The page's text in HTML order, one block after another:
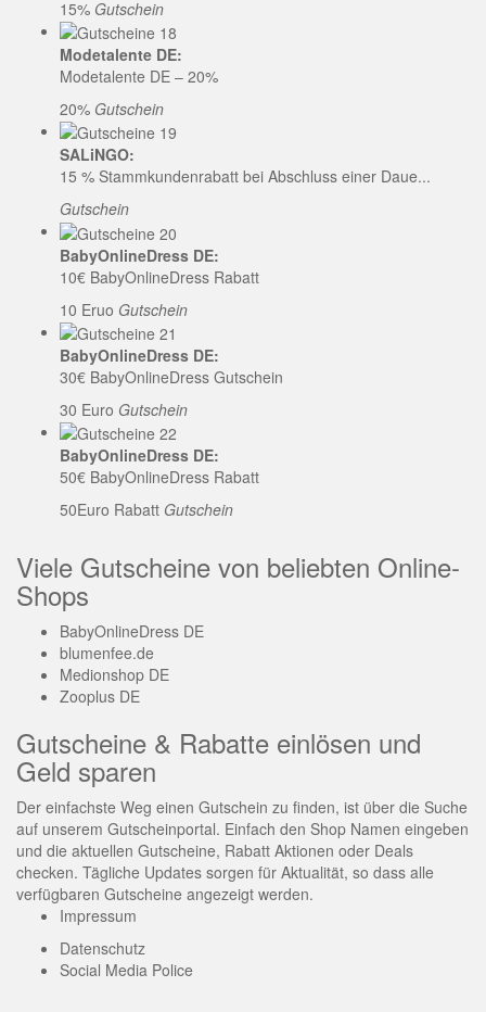
15% Gutschein
Modetalente DE:
Modetalente DE – 20%
20% Gutschein
SALiNGO:
15 % Stammkundenrabatt bei Abschluss einer Daue...
Gutschein
BabyOnlineDress DE:
10€ BabyOnlineDress Rabatt
10 Eruo Gutschein
BabyOnlineDress DE:
30€ BabyOnlineDress Gutschein
30 Euro Gutschein
BabyOnlineDress DE:
50€ BabyOnlineDress Rabatt
50Euro Rabatt Gutschein
Viele Gutscheine von beliebten Online-
Shops
BabyOnlineDress DE
blumenfee.de
Medionshop DE
Zooplus DE
Gutscheine & Rabatte einlösen und
Geld sparen
Der einfachste Weg einen Gutschein zu finden, ist über die Suche
auf unserem Gutscheinportal. Einfach den Shop Namen eingeben
und die aktuellen Gutscheine, Rabatt Aktionen oder Deals
checken. Tägliche Updates sorgen für Aktualität, so dass alle
verfügbaren Gutscheine angezeigt werden.
Impressum
Datenschutz
Social Media Police